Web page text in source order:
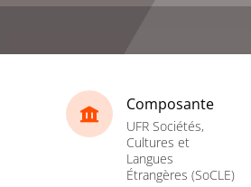
Composante
UFR Sociétés,
Cultures et
Langues
Étrangères (SoCLE)